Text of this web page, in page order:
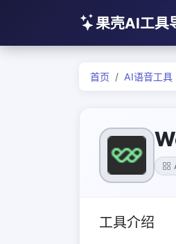
果壳AI工具
首页 AI语音工具
工具介绍